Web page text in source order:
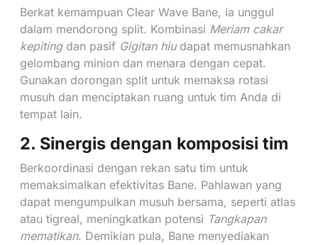
Berkat kemampuan Clear Wave Bane, ia unggul
dalam mendorong split. Kombinasi Meriam cakar
kepitingdan pasif Gigitan hiudapat memusnahkan
gelombang minion dan menara dengan cepat.
Gunakan dorongan split untuk memaksa rotasi
musuh dan menciptakan ruang untuk tim Anda di
tempat lain.
2. Sinergis dengan komposisi tim
Berkoordinasi dengan rekan satu tim untuk
memaksimalkan efektivitas Bane. Pahlawan yang
dapat mengumpulkan musuh bersama, seperti atlas
atau tigreal, meningkatkan potensi Tangkapan
mematikan. Demikian pula, Bane menyediakan